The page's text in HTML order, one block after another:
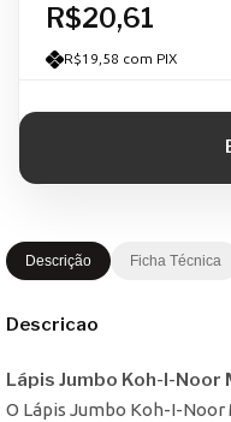
R$20,61
R$19,58 com PIX
Descrição Ficha Técnica
Descricao
Lápis Jumbo Koh-I-
O Lápis Jumbo Koh-I-